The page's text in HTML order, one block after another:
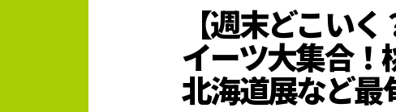
【週末どこい
イーツ大集合！
北海道展など最